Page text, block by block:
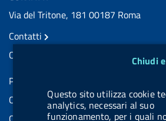
Chiudi
Questo sito utilizza cookie
analytics, necessari al suo
funzionamento, per i quali
Via del Tritone, 181 00187 Roma
Contatti
Contatti PEC
Partita IVA: 08703841000
Codice Fiscale: 97345810580